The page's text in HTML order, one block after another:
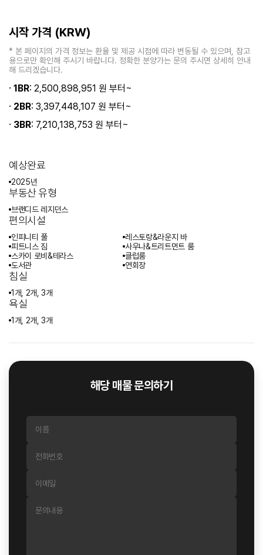
시작 가격 (KRW)
* 본 페이지의 가격 정보는 환율 및 제공 시점에 따라 변동될 수 있으며, 참고
용으로만 확인해 주시기 바랍니다. 정확한 분양가는 문의 주시면 상세히 안내
해 드리겠습니다.
· 1BR: 2,500,898,951 원 부터~
· 2BR: 3,397,448,107 원 부터~
· 3BR: 7,210,138,753 원 부터~
예상완료
2025년
부동산 유형
브랜디드 레지던스
편의시설
인피니티 풀
레스토랑&라운지 바
피트니스 짐
사우나&트리트먼트 룸
스카이 로비&테라스
클럽룸
도서관
연회장
침실
1개, 2개, 3개
욕실
1개, 2개, 3개
해당 매물 문의하기